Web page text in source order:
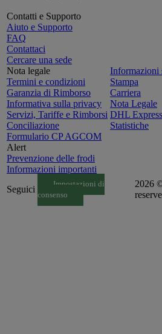
Contatti e Supporto
Aiuto e Supporto
FAQ
Contattaci
Cercare una sede
Nota legale
Termini e condizioni
Garanzia di Rimborso
Informativa sulla privacy
Servizi, Tariffe e Rimborsi
Conciliazione
Formulario CP AGCOM
Alert
Prevenzione delle frodi
Informazioni importanti
Informazioni
Stampa
Carriera
Nota Legale
DHL
Statistiche
Seguici
Impostazioni di
consenso
2026